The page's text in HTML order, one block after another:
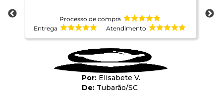
Processo de compra
Entrega
Atendimento
Elisabete V.
Tubarão/SC